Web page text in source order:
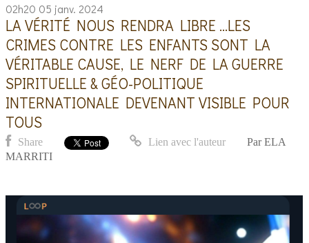
02h20 05 janv. 2024
LA VÉRITÉ NOUS RENDRA LIBRE ...LES
CRIMES CONTRE LES ENFANTS SONT LA
VÉRITABLE CAUSE, LE NERF DE LA GUERRE
SPIRITUELLE & GÉO-POLITIQUE
INTERNATIONALE DEVENANT VISIBLE POUR
TOUS
Share Lien avec l'auteur Par ELA
MARRITI